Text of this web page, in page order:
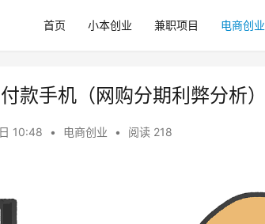
首页 小本创业 兼职项目 电商创业
款手机（网购分期利弊分析）
10:48 • 电商创业 • 阅读 218